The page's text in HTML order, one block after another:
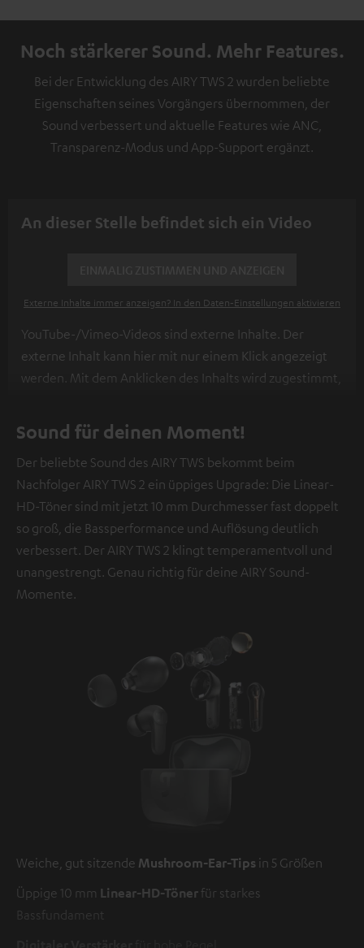
Noch stärkerer Sound. Mehr Features.
Bei der Entwicklung des AIRY TWS 2 wurden beliebte
Eigenschaften seines Vorgängers übernommen, der
Sound verbessert und aktuelle Features wie ANC,
Transparenz-Modus und App-Support ergänzt.
An dieser Stelle befindet sich ein Video
Externe Inhalte immer anzeigen? In den Daten‑Einstellungen aktivieren
YouTube-/Vimeo-Videos sind externe Inhalte. Der
externe Inhalt kann hier mit nur einem Klick angezeigt
werden. Mit dem Anklicken des Inhalts wird zugestimmt,
personenbezogene Daten an Drittplattformen
übermittelt werden.Weitere Informationen sind in der
Datenschutzerklärung unter I zu finden.
Sound für deinen Moment!
Der beliebte Sound des AIRY TWS bekommt beim
Nachfolger AIRY TWS 2 ein üppiges Upgrade: Die Linear-
HD-Töner sind mit jetzt 10 mm Durchmesser fast doppelt
so groß, die Bassperformance und Auflösung deutlich
verbessert. Der AIRY TWS 2 klingt temperamentvoll und
unangestrengt. Genau richtig für deine AIRY Sound-
Momente.
Weiche, gut sitzende Mushroom-Ear-Tips in 5 Größen
Üppige 10 mm Linear-HD-Töner für starkes
Bassfundament